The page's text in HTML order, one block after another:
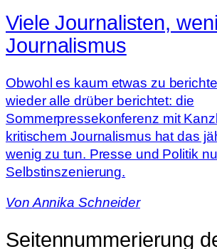
Viele Journalisten,
Journalismus
Obwohl es kaum etwas zu
wieder alle drüber berichtet: die
Sommerpressekonferenz mit
kritischem Journalismus hat das
wenig zu tun. Presse und Politik
Selbstinszenierung.
VonAnnika Schneider
Seitennummerierung